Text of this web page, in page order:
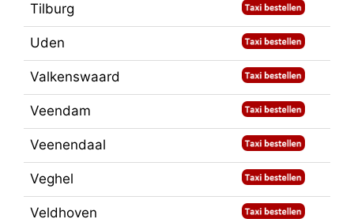
Tilburg
Uden
Valkenswaard
Veendam
Veenendaal
Veghel
Veldhoven